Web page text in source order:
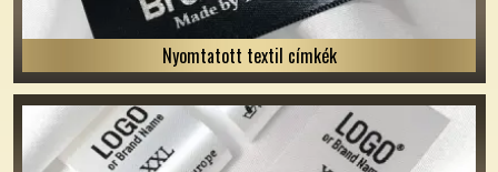
Nyomtatott textil címkék